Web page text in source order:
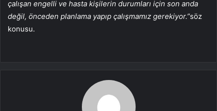
çalışan engelli ve hasta kişilerin durumları için son anda
değil, önceden planlama yapıp çalışmamız gerekiyor.”söz
konusu.